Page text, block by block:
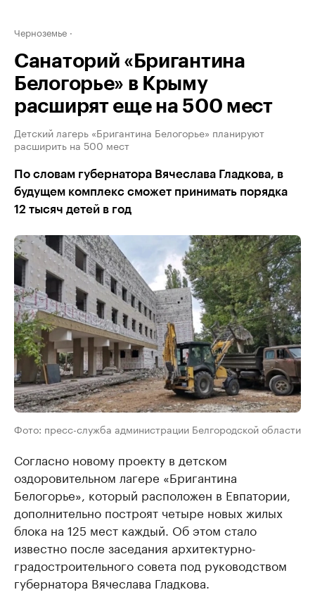
Черноземье
Санаторий «Бригантина
Белогорье» в Крыму
расширят еще на 500 мест
Детский лагерь «Бригантина Белогорье» планируют
расширить на 500 мест
По словам губернатора Вячеслава Гладкова, в
будущем комплекс сможет принимать порядка
12 тысяч детей в год
Фото: пресс-служба администрации Белгородской области
Согласно новому проекту в детском
оздоровительном лагере «Бригантина
Белогорье», который расположен в Евпатории,
дополнительно построят четыре новых жилых
блока на 125 мест каждый. Об этом стало
известно после заседания архитектурно-
градостроительного совета под руководством
губернатора Вячеслава Гладкова.